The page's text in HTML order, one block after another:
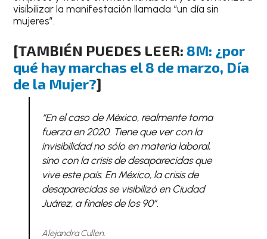
visibilizar la manifestación llamada “un día sin
mujeres”.
[TAMBIÉN PUEDES LEER: 8M: ¿por
qué hay marchas el 8 de marzo, Día
de la Mujer?]
“En el caso de México, realmente toma
fuerza en 2020. Tiene que ver con la
invisibilidad no sólo en materia laboral,
sino con la crisis de desaparecidas que
vive este país. En México, la crisis de
desaparecidas se visibilizó en Ciudad
Juárez, a finales de los 90”.
Alejandra Cullen.